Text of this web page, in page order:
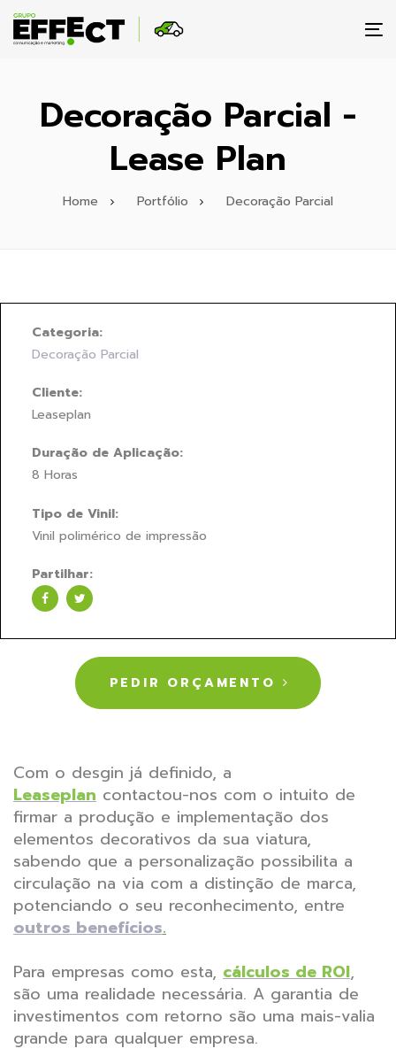
Decoração Parcial -
Lease Plan
Home Portfólio Decoração Parcial
Categoria:
Decoração Parcial
Cliente:
Leaseplan
Duração de Aplicação:
8 Horas
Tipo de Vinil:
Vinil polimérico de impressão
Partilhar:
PEDIR ORÇAMENTO
Com o desgin já definido, a
Leaseplan contactou-nos com o intuito de
firmar a produção e implementação dos
elementos decorativos da sua viatura,
sabendo que a personalização possibilita a
circulação na via com a distinção de marca,
potenciando o seu reconhecimento, entre
outros benefícios.
Para empresas como esta, cálculos de ROI,
são uma realidade necessária. A garantia de
investimentos com retorno são uma mais-valia
grande para qualquer empresa.